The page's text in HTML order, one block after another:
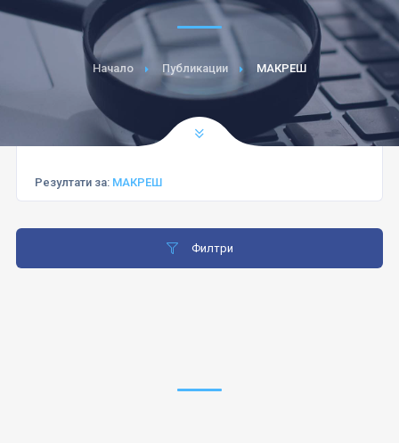
Начало Публикации МАКРЕШ
Резултати за: МАКРЕШ
Филтри